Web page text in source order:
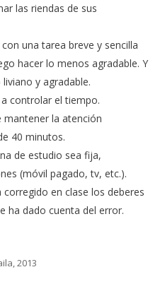
las riendas de sus
una tarea breve y sencilla
hacer lo menos agradable. Y
y agradable.
controlar el tiempo.
mantener la atención
40 minutos.
de estudio sea fija,
(móvil pagado, tv, etc.).
en clase los deberes
ha dado cuenta del error.
2013